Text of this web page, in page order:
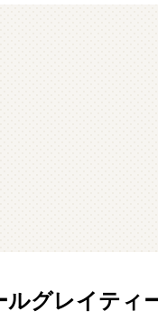
ルグレイティ